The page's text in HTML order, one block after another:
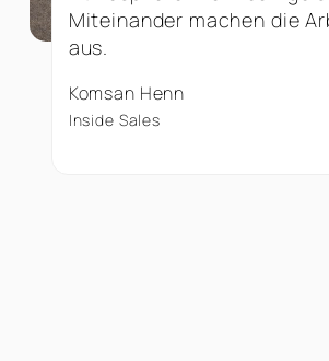
Miteinander machen die
aus.
Komsan Henn
Inside Sales